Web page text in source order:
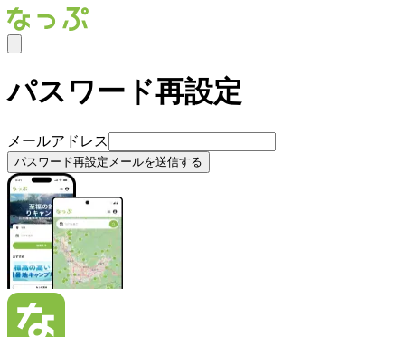
パスワード再設定
メールアドレス
パスワード再設定メールを送信する